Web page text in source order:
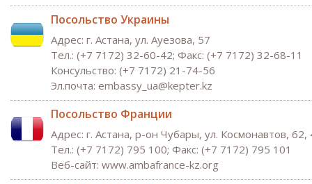
Посольство Украины
Адрес: г. Астана, ул. Ауезова, 57
Тел.: (+7 7172) 32-60-42; Факс: (+7 7172) 32-68-11
Консульство: (+7 7172) 21-74-56
Эл.почта: embassy_ua@kepter.kz
Посольство Франции
Адрес: г. Астана, р-он Чубары, ул. Космонавтов, 62,
Тел.: (+7 7172) 795 100; Факс: (+7 7172) 795 101
Веб-сайт: www.ambafrance-kz.org